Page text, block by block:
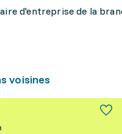
d'entreprise de la
voisines